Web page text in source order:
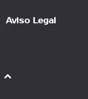
Aviso Legal